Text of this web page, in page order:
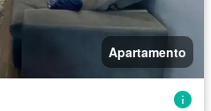
Apartamento